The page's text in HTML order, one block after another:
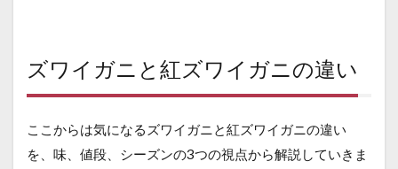
ズワイガニと紅ズワイガニの違い
ここからは気になるズワイガニと紅ズワイガニの違い
を、味、値段、シーズンの3つの視点から解説していきま